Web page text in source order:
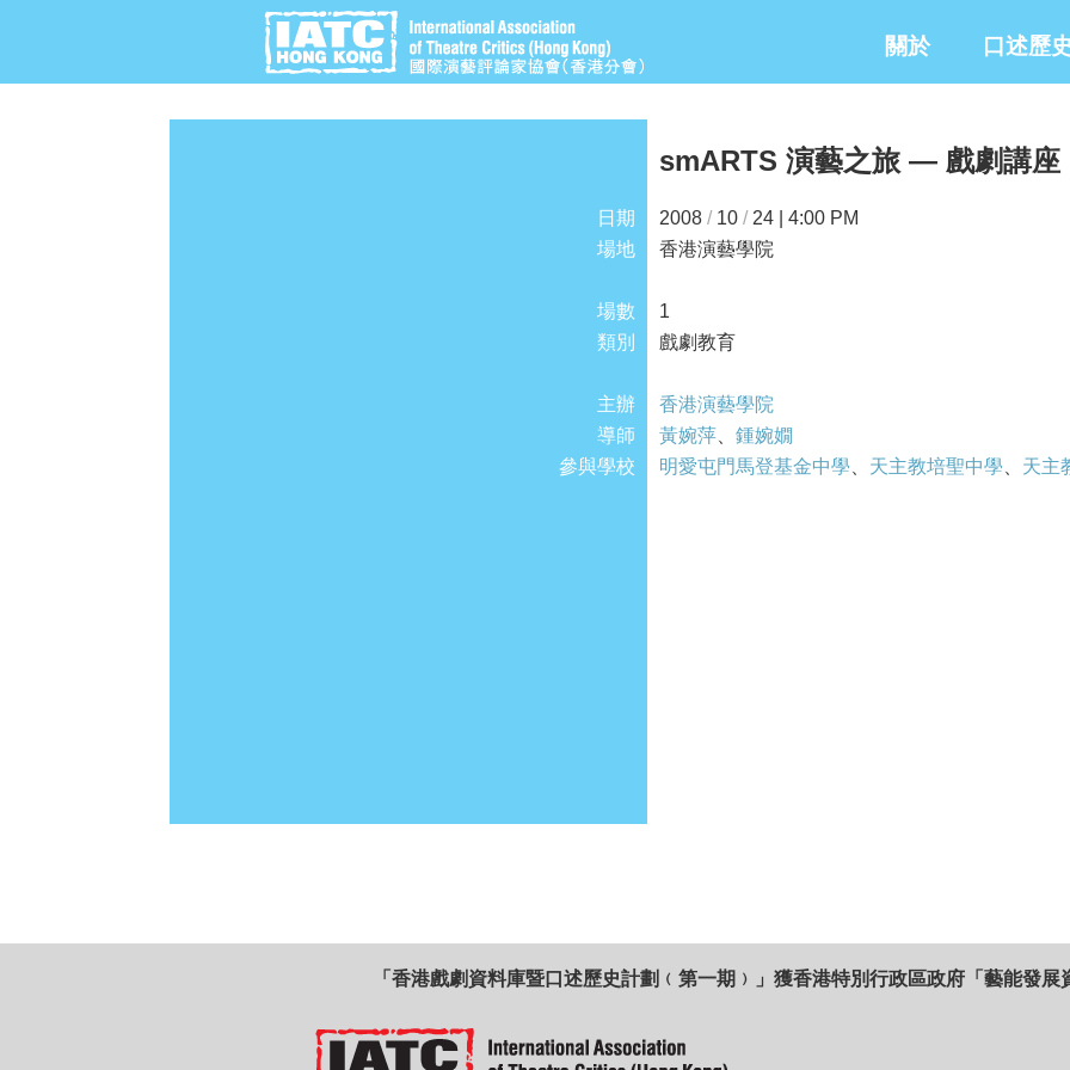
關於 口述歷史
smARTS 演藝之旅 — 戲劇講座
日期 2008 /10 /24 | 4:00 PM
場地
香港演藝學院
場數
1
類別
戲劇教育
主辦
香港演藝學院
導師
黃婉萍
鍾婉嫺
參與學校
明愛屯門馬登基金中學 天主教培聖中學 天主
「香港戲劇資料庫暨口述歷史計劃﹙第一期﹚」獲香港特別行政區政府「藝能發展